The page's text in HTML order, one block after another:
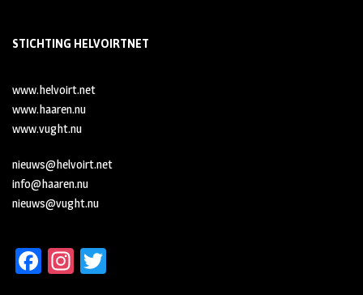
STICHTING HELVOIRTNET
www.helvoirt.net
www.haaren.nu
www.vught.nu
nieuws@helvoirt.net
info@haaren.nu
nieuws@vught.nu
Fa In